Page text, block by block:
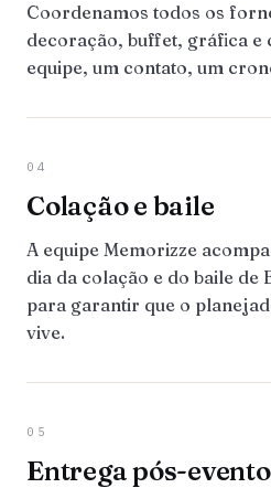
Coordenamos todos os
decoração, buffet, gráfica e
equipe, um contato, um
04
Colação e baile
A equipe Memorizze
dia da colação e do baile de
para garantir que o
vive.
05
Entrega pós-evento